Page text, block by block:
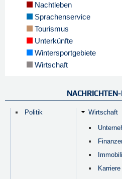
Nachtleben
Sprachenservice
Tourismus
Unterkünfte
Wintersportgebiete
Wirtschaft
Politik Wirtschaft
Karriere